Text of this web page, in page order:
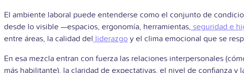
El ambiente laboral puede entenderse como el conjunto de
desde lo visible —espacios, ergonomía, herramientas, seguridad e
entre áreas, la calidad del liderazgo y el clima emocional que se
En esa mezcla entran con fuerza las relaciones interpersonales
más habilitante), la claridad de expectativas, el nivel de confianza y